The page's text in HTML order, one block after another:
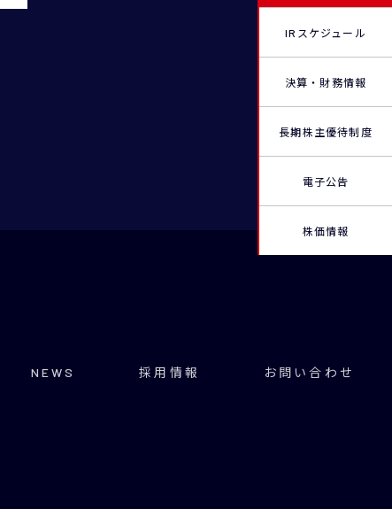
IRスケジュール
決算・財務情報
長期株主優待制度
電子公告
株価情報
NEWS 採用情報 お問い合わせ